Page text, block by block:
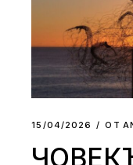
15/04/2026 ОТ